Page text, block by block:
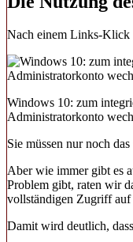
Nach einem Links-Klick
Windows 10: zum
Administratorkonto
Sie müssen nur noch
Aber wie immer gibt es
Problem gibt, raten wir
vollständigen Zugriff auf
Damit wird deutlich,